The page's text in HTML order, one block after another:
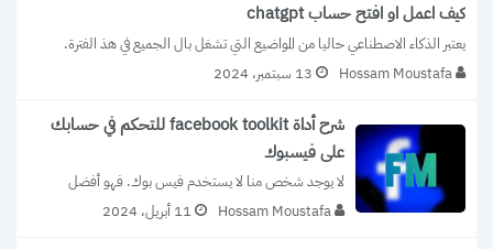
كيف اعمل او افتح حساب chatgpt
فهي...
Hossam Moustafa 13 سبتمبر، 2024
شرح أداة facebook toolkit للتحكم في حسابك
على فيسبوك
وأشهر منصة تواصل اجتماعي...
Hossam Moustafa 11 أبريل، 2024